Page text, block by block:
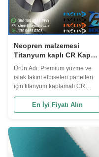
Neopren malzemesi
Titanyum kaplı CR Kapalı
hücre köpüğü Üstün
germe dayanıklılığı Isı
yalıtım özellikleri
Ürün Adı: Premium yüzme ve
ıslak takım elbiseleri panelleri
için titanyum kaplamalı CR
titanyum kaplı mayolar, triatlon
takım elbiseleri ve yüksek
tasarlanmış bir B2B
mühendisliği neopren
laminat.Çekirdek, üstün yalıtım
En İyi Fiyatı Alın